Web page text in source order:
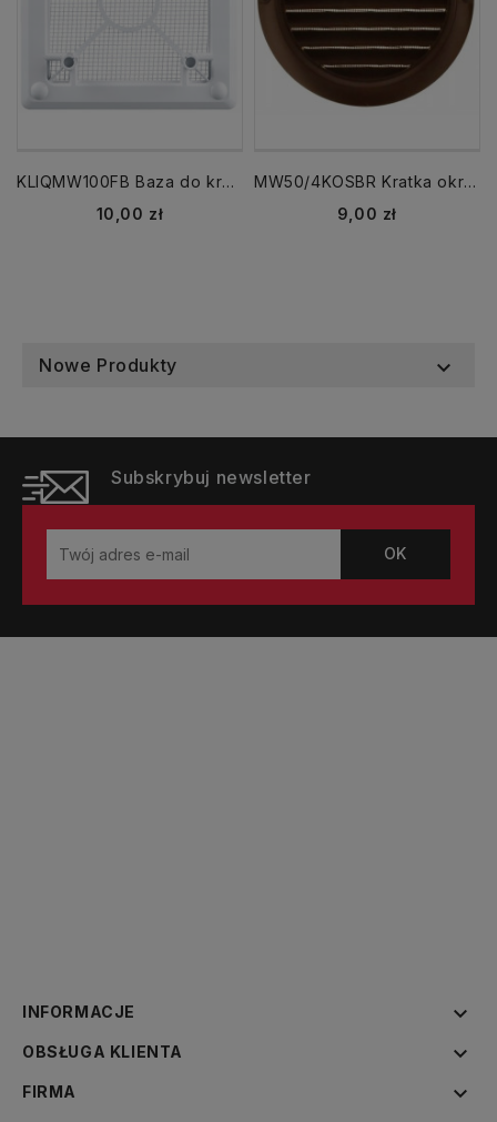
KLIQMW100FB Baza do kratki wentylacyjnej KLIQ 148x148 mm
Cena
10,00 zł
MW50/4KOSBR Kratka okrągła fi 50 brąz z siatką (4 szt)
Cena
9,00 zł
Nowe Produkty 
Subskrybuj newsletter
INFORMACJE 
OBSŁUGA KLIENTA 
FIRMA 